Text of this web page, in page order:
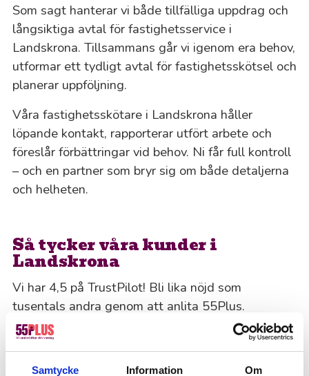
Samtycke Information Om
Som sagt hanterar vi både tillfälliga uppdrag och
långsiktiga avtal för fastighetsservice i
Landskrona. Tillsammans går vi igenom era behov,
utformar ett tydligt avtal för fastighetsskötsel och
planerar uppföljning.
Våra fastighetsskötare i Landskrona håller
löpande kontakt, rapporterar utfört arbete och
föreslår förbättringar vid behov. Ni får full kontroll
– och en partner som bryr sig om både detaljerna
och helheten.
Så tycker våra kunder i
Landskrona
Vi har 4,5 på TrustPilot! Bli lika nöjd som
tusentals andra genom att anlita 55Plus.
Offertförfrågan